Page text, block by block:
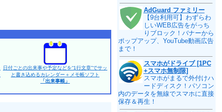
日付ごとの出来事や予定などを“1行文章”でサッ
と書き込めるカレンダー＋メモ帳ソフト
「出来事帳」
AdGuard ファミリー
【9台利用可】わずらわ
しいWEB広告をがっち
りブロック！バナーから
ポップアップ、YouTube動画広告
まで！
スマホがドライブ [1PC
+スマホ無制限]
スマホがまるで外付けハ
ードディスク！パソコン
内のデータを無線でスマホに直接
保存＆再生！